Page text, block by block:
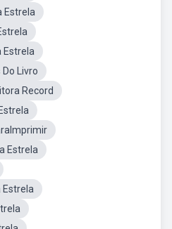
Estrela
Estrela
Livro
Record
Estrela
Estrela